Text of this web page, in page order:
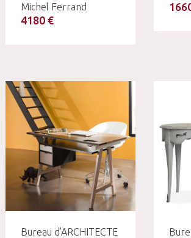
Michel Ferrand
4180 €
Bureau d’ARCHITECTE